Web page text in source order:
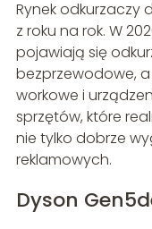
Rynek odkurzaczy
z roku na rok. W
pojawiają się
bezprzewodowe,
workowe i
sprzętów, które
nie tylko dobrze
reklamowych.
Dyson